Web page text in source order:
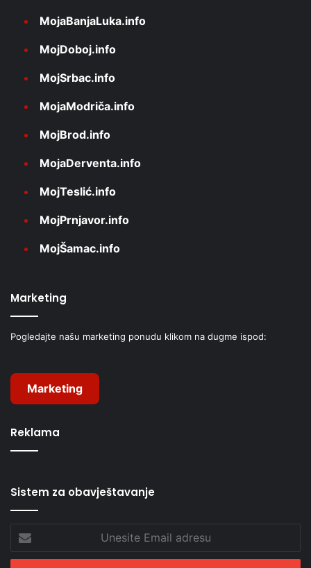
MojaBanjaLuka.info
MojDoboj.info
MojSrbac.info
MojaModriča.info
MojBrod.info
MojaDerventa.info
MojTeslić.info
MojPrnjavor.info
MojŠamac.info
Marketing
Pogledajte našu marketing ponudu klikom na dugme ispod:
Marketing
Reklama
Sistem za obavještavanje
Email
adresu